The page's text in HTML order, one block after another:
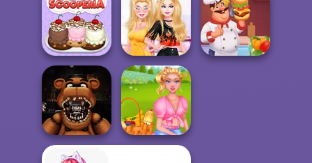
Whats For Dinner
Fashion
Designer World
Tour
FNAF Burger
Papa's
Scooperia
Diva Vs Mystery
Boxes